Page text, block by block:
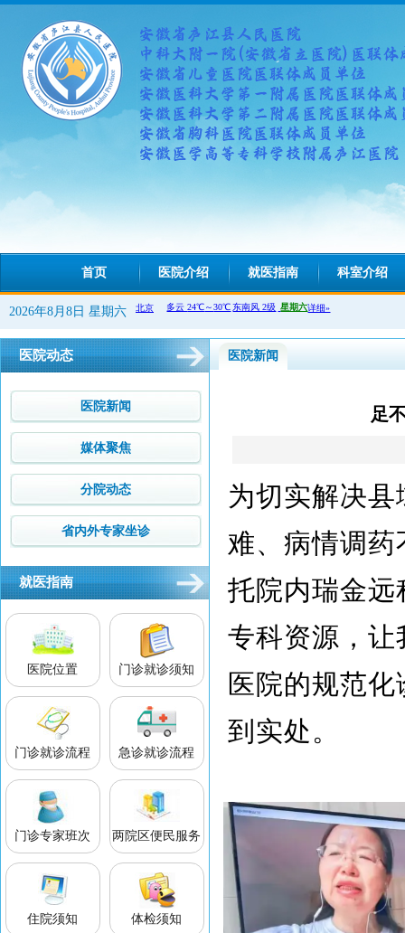
首页 医院介绍 就医指南 科室介绍
2026年8月8日 星期六
医院动态
医院新闻
媒体聚焦
分院动态
省内外专家坐诊
就医指南
医院位置 门诊就诊须知
门诊就诊流程 急诊就诊流程
门诊专家班次 两院区便民服务
住院须知 体检须知
医院新闻
足
为切实解决
难、病情调
托院内瑞金
专科资源，让
医院的规范
到实处。